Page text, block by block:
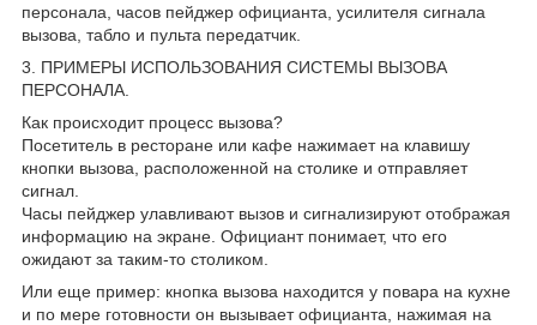
персонала, часов пейджер официанта, усилителя сигнала
вызова, табло и пульта передатчик.
3. ПРИМЕРЫ ИСПОЛЬЗОВАНИЯ СИСТЕМЫ ВЫЗОВА
ПЕРСОНАЛА.
Как происходит процесс вызова?
Посетитель в ресторане или кафе нажимает на клавишу
кнопки вызова, расположенной на столике и отправляет
сигнал.
Часы пейджер улавливают вызов и сигнализируют отображая
информацию на экране. Официант понимает, что его
ожидают за таким-то столиком.
Или еще пример: кнопка вызова находится у повара на кухне
и по мере готовности он вызывает официанта, нажимая на